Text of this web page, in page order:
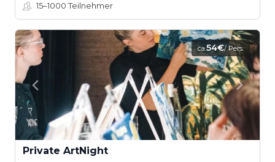
15–1000Teilnehmer
ca.54€/ Pers.
Private ArtNight